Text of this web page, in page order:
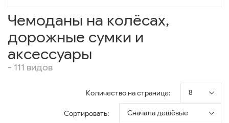
Чемоданы на колёсах,
дорожные сумки и
аксессуары
- 111 видов
Количество на странице: 8
Сортировать: Сначала дешёвые